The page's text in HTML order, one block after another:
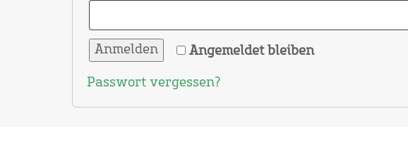
Angemeldet bleiben
Anmelden
Passwort vergessen?